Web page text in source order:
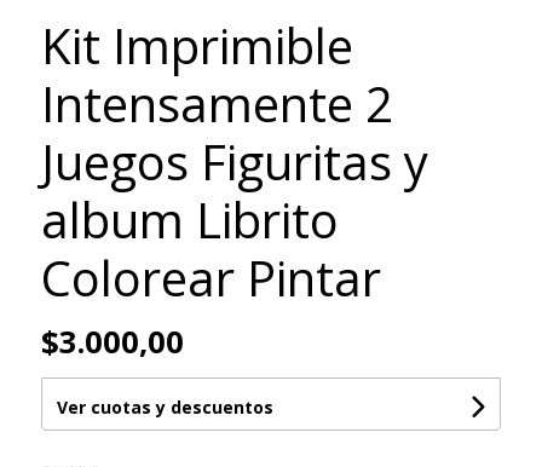
Kit Imprimible
Intensamente 2
Juegos Figuritas y
album Librito
Colorear Pintar
$3.000,00
Ver cuotas y descuentos